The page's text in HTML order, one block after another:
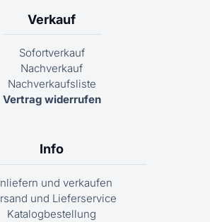
Verkauf
Sofortverkauf
Nachverkauf
Nachverkaufsliste
Vertrag widerrufen
Info
und verkaufen
und Lieferservice
Katalogbestellung